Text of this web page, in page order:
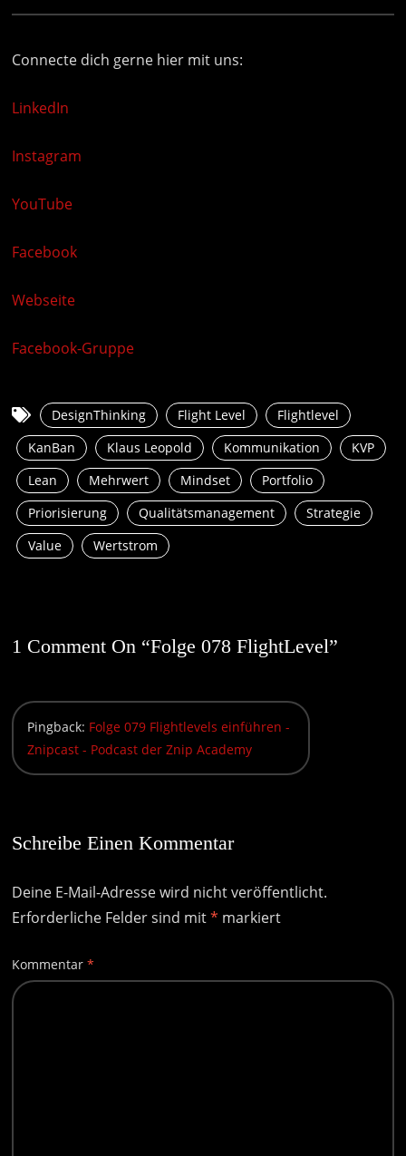
Connecte dich gerne hier mit uns:
LinkedIn
Instagram
YouTube
Facebook
Webseite
Facebook-Gruppe
DesignThinking Flight Level
Flightlevel
KanBan
Klaus Leopold Kommunikation
KVP
Lean
Mehrwert Mindset
Portfolio
Priorisierung
Qualitätsmanagement
Strategie
Value
Wertstrom
1 Comment On “Folge 078 FlightLevel”
Pingback: Folge 079 Flightlevels einführen -
Znipcast - Podcast der Znip Academy
Schreibe Einen Kommentar
Deine E-Mail-Adresse wird nicht veröffentlicht.
Erforderliche Felder sind mit* markiert
Kommentar*